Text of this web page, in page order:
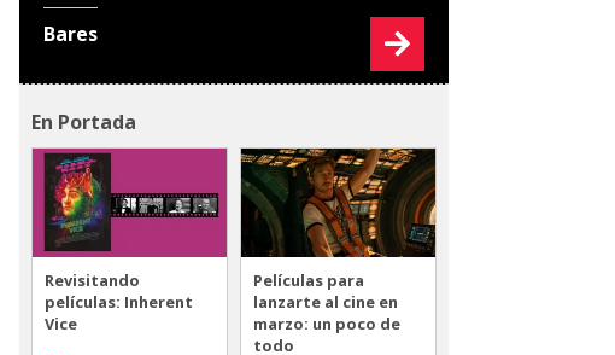
Bares
En Portada
Revisitando
películas: Inherent
Vice
Películas para
lanzarte al cine en
marzo: un poco de
todo